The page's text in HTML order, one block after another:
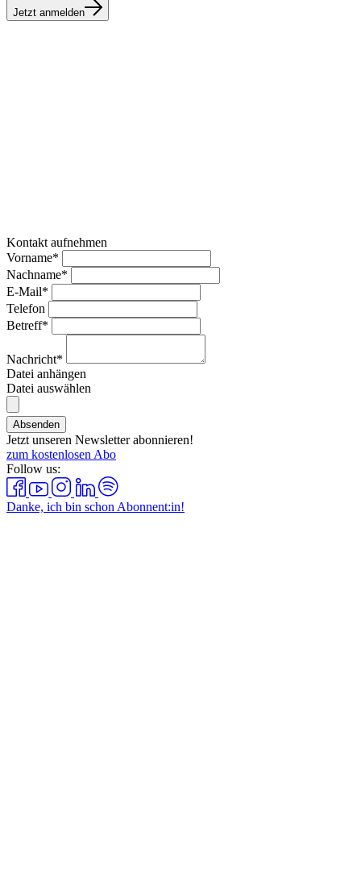
Jetzt anmelden
Kontakt aufnehmen
Vorname*
Nachname*
E-Mail*
Telefon
Betreff*
Nachricht*
Datei anhängen
Datei auswählen
Absenden
Jetzt unseren Newsletter abonnieren!
zum kostenlosen Abo
Follow us:
Danke, ich bin schon Abonnent:in!